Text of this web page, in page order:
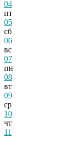
04
пт
05
сб
06
вс
07
пн
08
вт
09
ср
10
чт
11